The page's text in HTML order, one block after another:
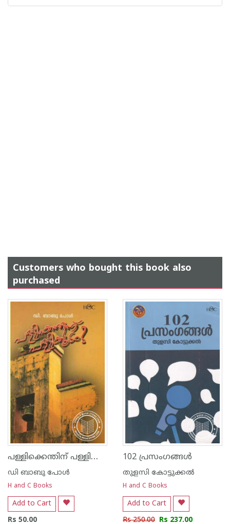
Customers who bought this book also
purchased
പള്ളിക്കെന്തിന്‌ പള്ളിക്കൂടം
ഡി ബാബു പോള്‍
H and C Books
Add to Cart
Rs 50.00
102 പ്രസംഗങ്ങള്‍
തുളസി കോട്ടുക്കല്‍
H and C Books
Add to Cart
Rs 250.00 Rs 237.00